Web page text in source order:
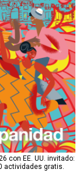
con EE. UU. invitado:
actividades gratis.